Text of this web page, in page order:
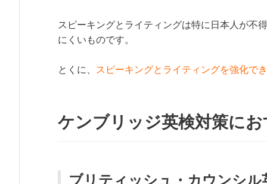
スピーキングとライティングは特に日本人が不
にくいものです。
とくに、 スピーキングとライティングを強化で
ケンブリッジ英検対策に
ブリティッシュ・カウンシ